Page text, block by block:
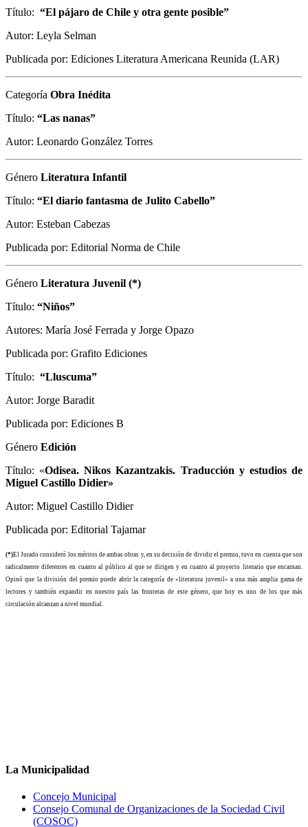
Título: “El pájaro de Chile y otra gente posible”
Autor: Leyla Selman
Publicada por: Ediciones Literatura Americana Reunida (LAR)
Categoría Obra Inédita
Título: “Las nanas”
Autor: Leonardo González Torres
Género Literatura Infantil
Título: “El diario fantasma de Julito Cabello”
Autor: Esteban Cabezas
Publicada por: Editorial Norma de Chile
Género Literatura Juvenil (*)
Título: “Niños”
Autores: María José Ferrada y Jorge Opazo
Publicada por: Grafito Ediciones
Título: “Lluscuma”
Autor: Jorge Baradit
Publicada por: Ediciones B
Género Edición
Título: «Odisea. Nikos Kazantzakis. Traducción y estudios de
Miguel Castillo Didier»
Autor: Miguel Castillo Didier
Publicada por: Editorial Tajamar
(*)El Jurado consideró los méritos de ambas obras y, en su decisión de dividir el premio, tuvo en cuenta que son
radicalmente diferentes en cuanto al público al que se dirigen y en cuanto al proyecto literario que encarnan.
Opinó que la división del premio puede abrir la categoría de «literatura juvenil» a una más amplia gama de
lectores y también expandir en nuestro país las fronteras de este género, que hoy es uno de los que más
circulación alcanzan a nivel mundial.
La Municipalidad
Concejo Municipal
Consejo Comunal de Organizaciones de la Sociedad Civil
(COSOC)